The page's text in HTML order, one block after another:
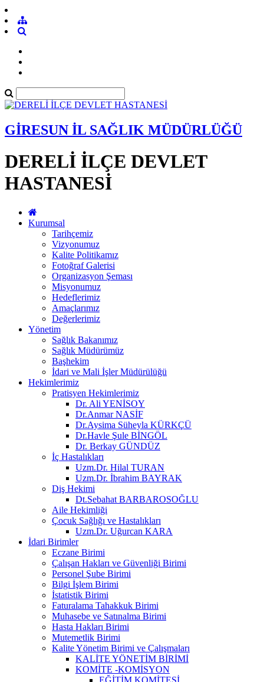
GİRESUN İL SAĞLIK MÜDÜRLÜĞÜ
DERELİ İLÇE DEVLET
HASTANESİ
Kurumsal
Tarihçemiz
Vizyonumuz
Kalite Politikamız
Fotoğraf Galerisi
Organizasyon Şeması
Misyonumuz
Hedeflerimiz
Amaçlarımız
Değerlerimiz
Yönetim
Sağlık Bakanımız
Sağlık Müdürümüz
Başhekim
İdari ve Mali İşler Müdürülüğü
Hekimlerimiz
Pratisyen Hekimlerimiz
Dr. Ali YENİSOY
Dr.Anmar NASİF
Dr.Aysima Süheyla KÜRKÇÜ
Dr.Havle Şule BİNGÖL
Dr. Berkay GÜNDÜZ
İç Hastalıkları
Uzm.Dr. Hilal TURAN
Uzm.Dr. İbrahim BAYRAK
Diş Hekimi
Dt.Sebahat BARBAROSOĞLU
Aile Hekimliği
Çocuk Sağlığı ve Hastalıkları
Uzm.Dr. Uğurcan KARA
İdari Birimler
Eczane Birimi
Çalışan Hakları ve Güvenliği Birimi
Personel Şube Birimi
Bilgi İşlem Birimi
İstatistik Birimi
Faturalama Tahakkuk Birimi
Muhasebe ve Satınalma Birimi
Hasta Hakları Birimi
Mutemetlik Birimi
Kalite Yönetim Birimi ve Çalışmaları
KALİTE YÖNETİM BİRİMİ
KOMİTE -KOMİSYON
EĞİTİM KOMİTESİ